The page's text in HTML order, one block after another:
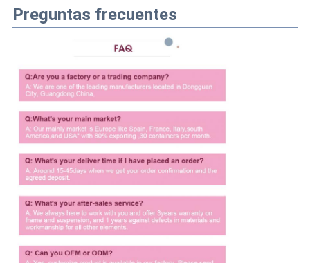
Preguntas frecuentes